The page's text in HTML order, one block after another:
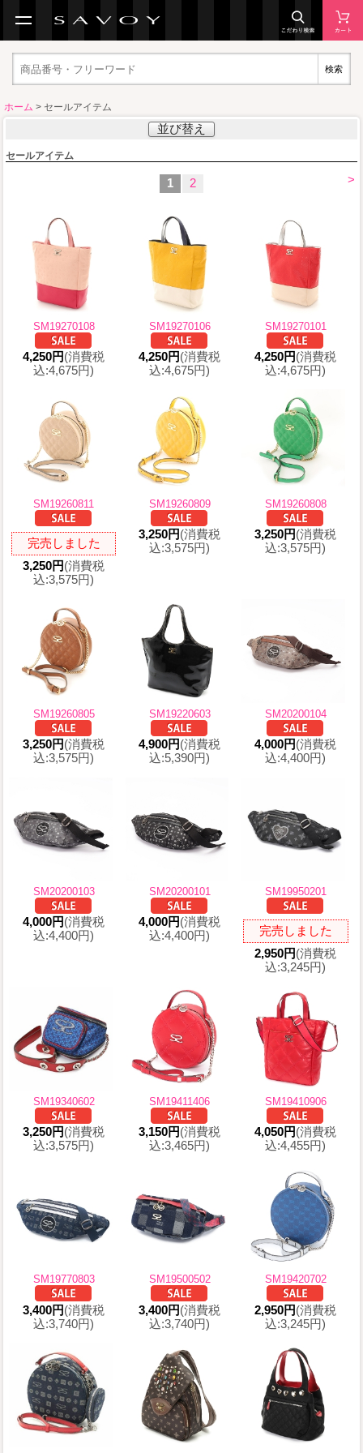
検索
ホーム > セールアイテム
並び替え
セールアイテム
>
1 2
SM19270108
4,250円(消費税
込:4,675円)
SM19270106
4,250円(消費税
込:4,675円)
SM19270101
4,250円(消費税
込:4,675円)
SM19260811
完売しました
3,250円(消費税
込:3,575円)
SM19260809
3,250円(消費税
込:3,575円)
SM19260808
3,250円(消費税
込:3,575円)
SM19260805
3,250円(消費税
込:3,575円)
SM19220603
4,900円(消費税
込:5,390円)
SM20200104
4,000円(消費税
込:4,400円)
SM20200103
4,000円(消費税
込:4,400円)
SM20200101
4,000円(消費税
込:4,400円)
SM19950201
完売しました
2,950円(消費税
込:3,245円)
SM19340602
3,250円(消費税
込:3,575円)
SM19411406
3,150円(消費税
込:3,465円)
SM19410906
4,050円(消費税
込:4,455円)
SM19770803
3,400円(消費税
込:3,740円)
SM19500502
3,400円(消費税
込:3,740円)
SM19420702
2,950円(消費税
込:3,245円)